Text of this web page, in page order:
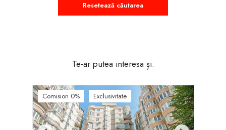
Resetează căutarea
Te-ar putea interesa și:
Comision 0% Exclusivitate